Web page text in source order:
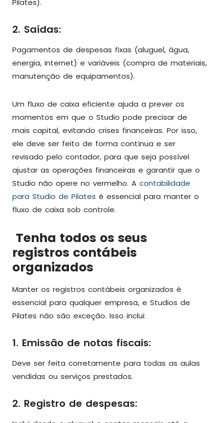
Pilates).
2. Saídas:
Pagamentos de despesas fixas (aluguel, água,
energia, internet) e variáveis (compra de materiais,
manutenção de equipamentos).
Um fluxo de caixa eficiente ajuda a prever os
momentos em que o Studio pode precisar de
mais capital, evitando crises financeiras. Por isso,
ele deve ser feito de forma contínua e ser
revisado pelo contador, para que seja possível
ajustar as operações financeiras e garantir que o
Studio não opere no vermelho. A contabilidade
para Studio de Pilates é essencial para manter o
fluxo de caixa sob controle.
Tenha todos os seus
registros contábeis
organizados
Manter os registros contábeis organizados é
essencial para qualquer empresa, e Studios de
Pilates não são exceção. Isso inclui:
1. Emissão de notas fiscais:
Deve ser feita corretamente para todas as aulas
vendidas ou serviços prestados.
2. Registro de despesas: